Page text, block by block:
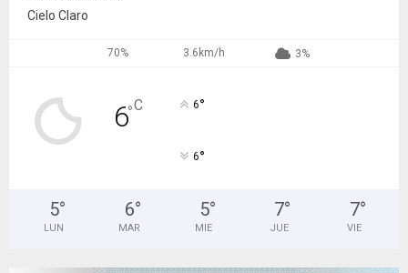
Cielo Claro
70% 3.6km/h 3%
6°C 6°
6°
5°
LUN
6°
MAR
5°
MIE
7°
JUE
7°
VIE